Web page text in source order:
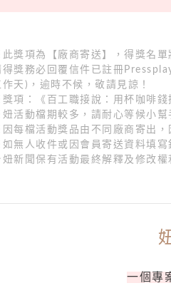
獎項為【廠商寄送】，得獎名
得獎務必回覆信件已註冊
作天)，逾時不候，敬請見諒！
項：《百工職接說：用杯咖啡
活動檔期較多，請耐心等候小幫
每檔活動獎品由不同廠商寄出，
無人收件或因會員寄送資料填寫
新聞保有活動最終解釋及修改
一個專